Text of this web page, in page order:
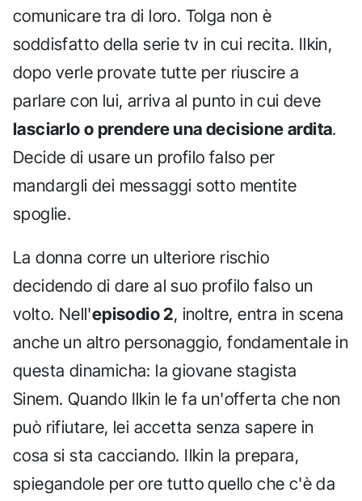
comunicare tra di loro. Tolga non è
soddisfatto della serie tv in cui recita. Ilkin,
dopo verle provate tutte per riuscire a
parlare con lui, arriva al punto in cui deve
lasciarlo o prendere una decisione ardita.
Decide di usare un profilo falso per
mandargli dei messaggi sotto mentite
spoglie.
La donna corre un ulteriore rischio
decidendo di dare al suo profilo falso un
volto. Nell'episodio 2, inoltre, entra in scena
anche un altro personaggio, fondamentale in
questa dinamicha: la giovane stagista
Sinem. Quando Ilkin le fa un'offerta che non
può rifiutare, lei accetta senza sapere in
cosa si sta cacciando. Ilkin la prepara,
spiegandole per ore tutto quello che c'è da